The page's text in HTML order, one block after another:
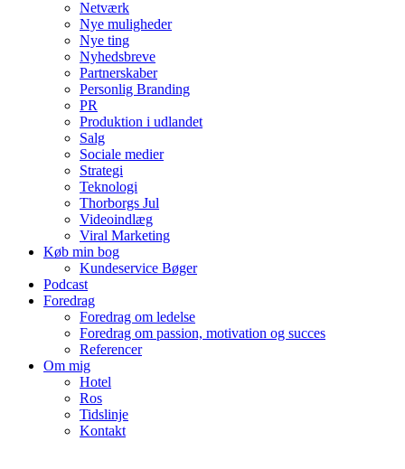
Netværk
Nye muligheder
Nye ting
Nyhedsbreve
Partnerskaber
Personlig Branding
PR
Produktion i udlandet
Salg
Sociale medier
Strategi
Teknologi
Thorborgs Jul
Videoindlæg
Viral Marketing
Køb min bog
Kundeservice Bøger
Podcast
Foredrag
Foredrag om ledelse
Foredrag om passion, motivation og succes
Referencer
Om mig
Hotel
Ros
Tidslinje
Kontakt